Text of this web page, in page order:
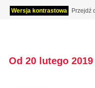
Wersja kontrastowa Przejdź
Od 20 lutego